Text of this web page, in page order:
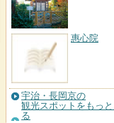
惠心院
宇治・長岡京の
観光スポットをもっ
る